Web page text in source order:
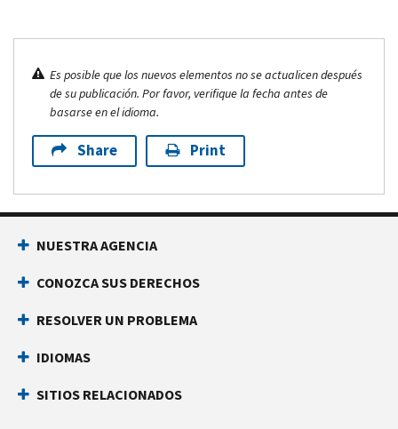
Es posible que los nuevos elementos no se actualicen después
de su publicación. Por favor, verifique la fecha antes de
basarse en el idioma.
Share Print
NUESTRA AGENCIA
CONOZCA SUS DERECHOS
RESOLVER UN PROBLEMA
IDIOMAS
SITIOS RELACIONADOS